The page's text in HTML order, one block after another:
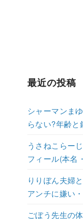
最近の投稿
シャーマンま
らない?年齢と
うさねこらー
フィール(本名
りりぼん夫婦
アンチに嫌い
ごぼう先生の